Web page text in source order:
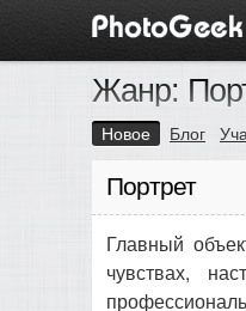
Жанр:
Новое Блог
Портрет
Главный
чувствах,